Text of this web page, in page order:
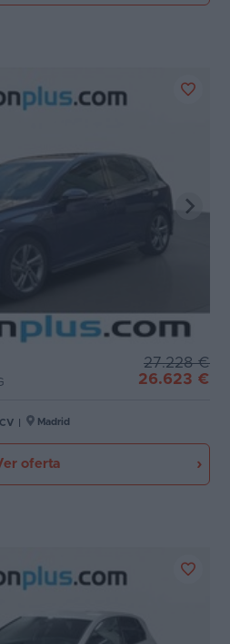
27.228 €
26.623 €
Madrid
oferta